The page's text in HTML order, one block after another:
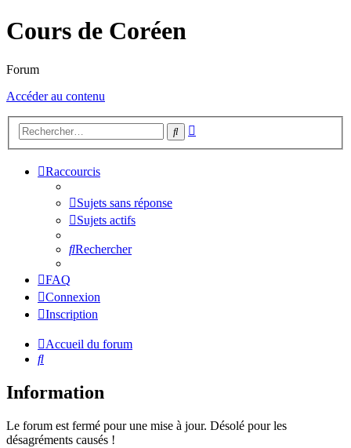
Cours de Coréen
Forum
Accéder au contenu
Rechercher
Raccourcis
Sujets sans réponse
Sujets actifs
Rechercher
FAQ
Connexion
Inscription
Accueil du forum
Rechercher
Information
Le forum est fermé pour une mise à jour. Désolé pour les
désagréments causés !